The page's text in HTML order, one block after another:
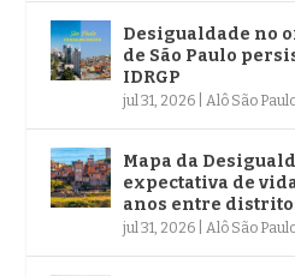
Desigualdade no
de São Paulo
IDRGP
jul 31, 2026 Alô São
Mapa da
expectativa de
anos entre
jul 31, 2026 Alô São